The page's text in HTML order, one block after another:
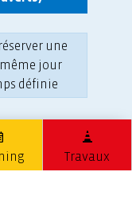
Travaux
une
jour
définie